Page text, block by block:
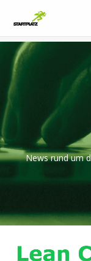
News rund um